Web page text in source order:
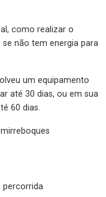
como realizar o
não tem energia para
um equipamento
até 30 dias, ou em sua
60 dias.
percorrida